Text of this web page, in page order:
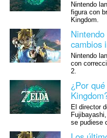
Nintendo
figura con
Kingdom.
cambios
Nintendo
con
2.
¿Por
El director
se pudiese